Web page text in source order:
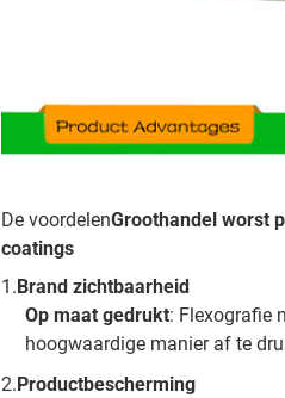
De voordelenGroothandel worst
coatings
1.Brand zichtbaarheid
Op maat gedrukt: Flexografie
hoogwaardige manier af te
2.Productbescherming